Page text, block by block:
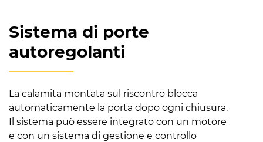
Sistema di porte
autoregolanti
La calamita montata sul riscontro blocca
automaticamente la porta dopo ogni chiusura.
Il sistema può essere integrato con un motore
e con un sistema di gestione e controllo